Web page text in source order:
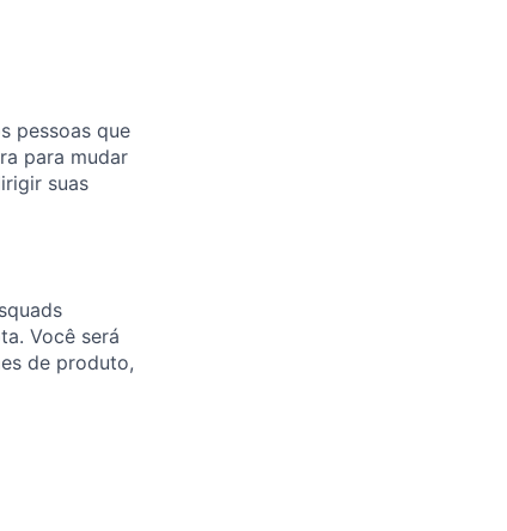
pessoas que
para mudar
suas
Você será
de produto,